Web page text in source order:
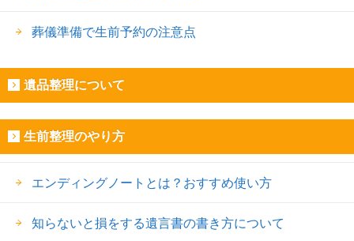
葬儀準備で生前予約の注意点
遺品整理について
生前整理のやり方
エンディングノートとは？おすすめ使い方
知らないと損をする遺言書の書き方について